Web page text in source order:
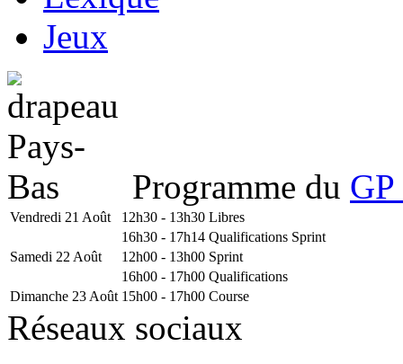
Jeux
Programme du
Vendredi 21 Août 12h30 - 13h30 Libres
16h30 - 17h14 Qualifications Sprint
Samedi 22 Août
12h00 - 13h00 Sprint
16h00 - 17h00 Qualifications
Dimanche 23 Août 15h00 - 17h00 Course
Réseaux sociaux